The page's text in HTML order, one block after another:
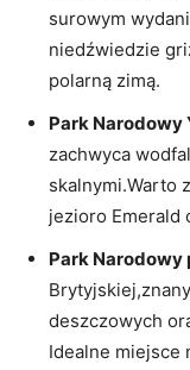
surowym⁣
niedźwiedzie
polarną‍ zimą.
Park Narodowy
zachwyca
skalnymi.Warto⁣
jezioro Emerald
Park ⁢Narodowy
deszczowych
Idealne miejsce